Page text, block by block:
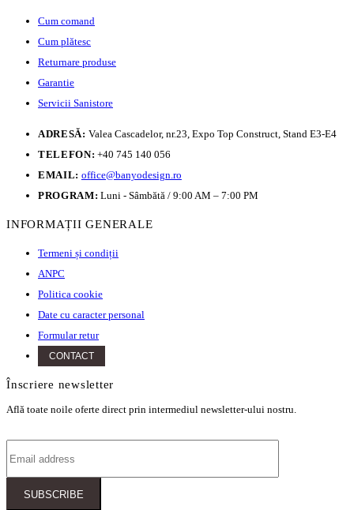
Cum comand
Cum plătesc
Returnare produse
Garantie
Servicii Sanistore
ADRESĂ: Valea Cascadelor, nr.23, Expo Top Construct, Stand E3-E4
TELEFON: +40 745 140 056
EMAIL: office@banyodesign.ro
PROGRAM: Luni - Sâmbătă / 9:00 AM – 7:00 PM
INFORMAȚII GENERALE
Termeni și condiții
ANPC
Politica cookie
Date cu caracter personal
Formular retur
CONTACT
Înscriere newsletter
Află toate noile oferte direct prin intermediul newsletter-ului nostru.